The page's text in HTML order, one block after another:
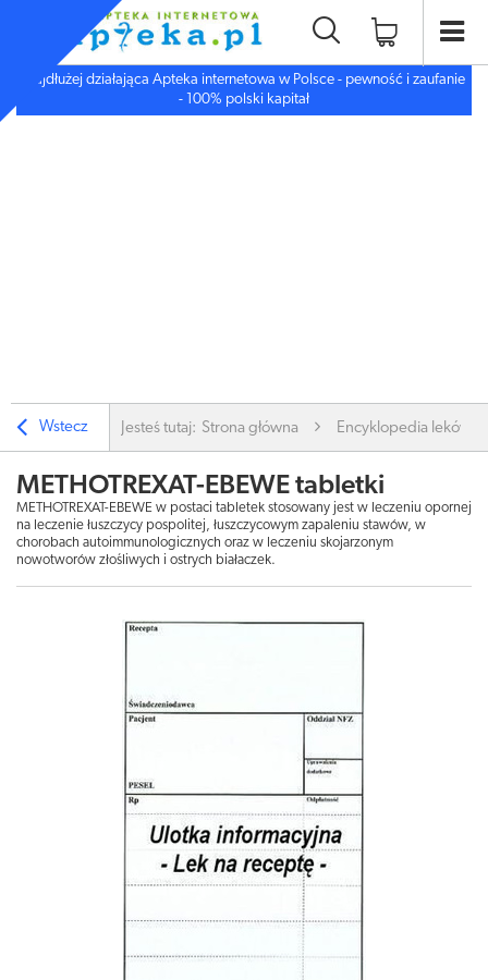
Najdłużej działająca Apteka internetowa w Polsce - pewność i zaufanie
- 100% polski kapitał
Wstecz Jesteś tutaj: Strona główna Encyklopedia leków
METHOTREXAT-EBEWE tabletki
METHOTREXAT-EBEWE w postaci tabletek stosowany jest w leczeniu opornej
na leczenie łuszczycy pospolitej, łuszczycowym zapaleniu stawów, w
chorobach autoimmunologicznych oraz w leczeniu skojarzonym
nowotworów złośliwych i ostrych białaczek.